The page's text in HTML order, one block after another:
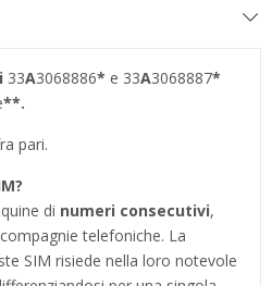
33A3068886* e 33A3068887*
**.
pari.
di numeri consecutivi,
telefoniche. La
SIM risiede nella loro notevole